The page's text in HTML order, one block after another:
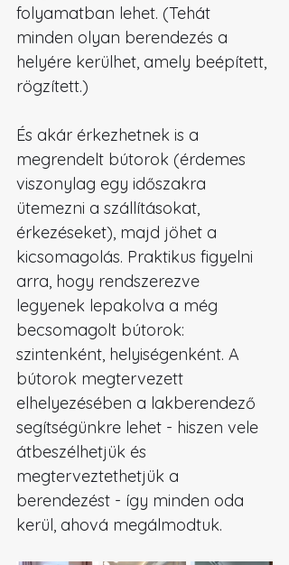
folyamatban lehet. (Tehát
minden olyan berendezés a
helyére kerülhet, amely beépített,
rögzített.)
És akár érkezhetnek is a
megrendelt bútorok (érdemes
viszonylag egy időszakra
ütemezni a szállításokat,
érkezéseket), majd jöhet a
kicsomagolás. Praktikus figyelni
arra, hogy rendszerezve
legyenek lepakolva a még
becsomagolt bútorok:
szintenként, helyiségenként. A
bútorok megtervezett
elhelyezésében a lakberendező
segítségünkre lehet - hiszen vele
átbeszélhetjük és
megterveztethetjük a
berendezést - így minden oda
kerül, ahová megálmodtuk.